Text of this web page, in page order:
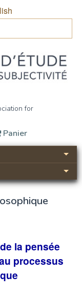
for
Panier
la pensée
processus